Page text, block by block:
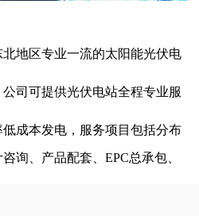
地区专业一流的太阳能光伏电
司可提供光伏电站全程专业服
成本发电， 服务项目包括分布
询、产品配套、EPC总承包、